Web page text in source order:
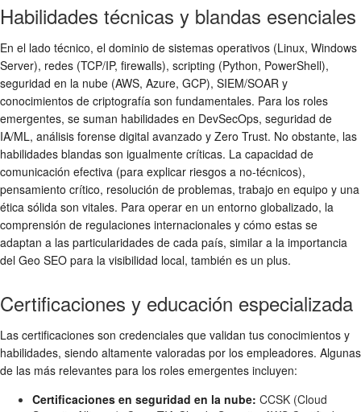
Habilidades técnicas y blandas esenciales
En el lado técnico, el dominio de sistemas operativos (Linux, Windows
Server), redes (TCP/IP, firewalls), scripting (Python, PowerShell),
seguridad en la nube (AWS, Azure, GCP), SIEM/SOAR y
conocimientos de criptografía son fundamentales. Para los roles
emergentes, se suman habilidades en DevSecOps, seguridad de
IA/ML, análisis forense digital avanzado y Zero Trust. No obstante, las
habilidades blandas son igualmente críticas. La capacidad de
comunicación efectiva (para explicar riesgos a no-técnicos),
pensamiento crítico, resolución de problemas, trabajo en equipo y una
ética sólida son vitales. Para operar en un entorno globalizado, la
comprensión de regulaciones internacionales y cómo estas se
adaptan a las particularidades de cada país, similar a la importancia
del Geo SEO para la visibilidad local, también es un plus.
Certificaciones y educación especializada
Las certificaciones son credenciales que validan tus conocimientos y
habilidades, siendo altamente valoradas por los empleadores. Algunas
de las más relevantes para los roles emergentes incluyen:
Certificaciones en seguridad en la nube: CCSK (Cloud